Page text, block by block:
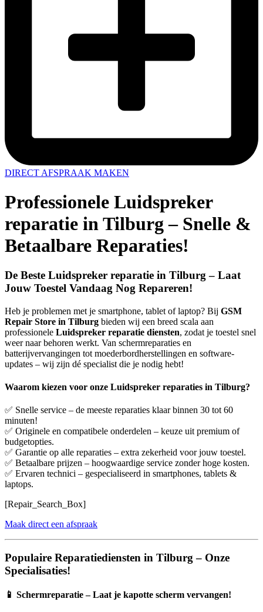
DIRECT AFSPRAAK MAKEN
Professionele Luidspreker
reparatie in Tilburg – Snelle &
Betaalbare Reparaties!
De Beste Luidspreker reparatie in Tilburg – Laat
Jouw Toestel Vandaag Nog Repareren!
Heb je problemen met je smartphone, tablet of laptop? Bij GSM
Repair Store in Tilburg bieden wij een breed scala aan
professionele Luidspreker reparatie diensten, zodat je toestel snel
weer naar behoren werkt. Van schermreparaties en
batterijvervangingen tot moederbordherstellingen en software-
updates – wij zijn dé specialist die je nodig hebt!
Waarom kiezen voor onze Luidspreker reparaties in Tilburg?
✅ Snelle service – de meeste reparaties klaar binnen 30 tot 60
minuten!
✅ Originele en compatibele onderdelen – keuze uit premium of
budgetopties.
✅ Garantie op alle reparaties – extra zekerheid voor jouw toestel.
✅ Betaalbare prijzen – hoogwaardige service zonder hoge kosten.
✅ Ervaren technici – gespecialiseerd in smartphones, tablets &
laptops.
[Repair_Search_Box]
Maak direct een afspraak
Populaire Reparatiediensten in Tilburg – Onze
Specialisaties!
📱 Schermreparatie – Laat je kapotte scherm vervangen!